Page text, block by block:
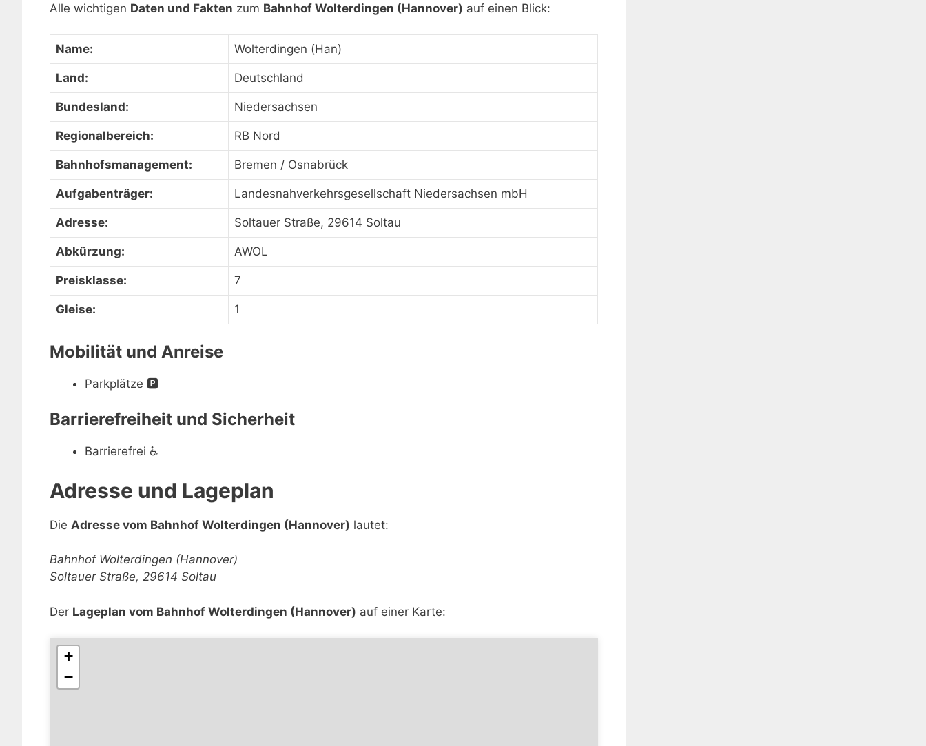
Alle wichtigen Daten und Fakten zum Bahnhof Wolterdingen (Hannover) auf einen Blick:
Name: Wolterdingen (Han)
Land: Deutschland
Bundesland: Niedersachsen
Regionalbereich: RB Nord
Bahnhofsmanagement: Bremen / Osnabrück
Aufgabenträger: Landesnahverkehrsgesellschaft Niedersachsen mbH
Adresse: Soltauer Straße, 29614 Soltau
Abkürzung: AWOL
Preisklasse: 7
Gleise: 1
Mobilität und Anreise
Parkplätze 🅿️
Barrierefreiheit und Sicherheit
Barrierefrei ♿
Adresse und Lageplan
Die Adresse vom Bahnhof Wolterdingen (Hannover) lautet:
Bahnhof Wolterdingen (Hannover)
Soltauer Straße, 29614 Soltau
Der Lageplan vom Bahnhof Wolterdingen (Hannover) auf einer Karte:
+
−